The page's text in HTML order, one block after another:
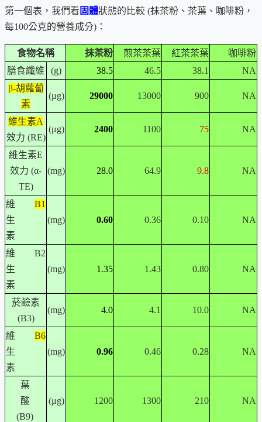
第一個表，我們看 固體狀態的比較 (抹茶粉、茶葉、咖啡粉，
每100公克的營養成分)：
食物名稱 抹茶粉 煎茶茶葉 紅茶茶葉
咖啡粉
膳食纖維
(g) 38.5 46.5 38.1
NA
β-胡蘿蔔
素
(μg) 29000 13000 900 NA
維生素A
效力 (RE)
(μg) 2400 1100 75 NA
維生素E
效力 (α-
TE)
(mg) 28.0 64.9 9.8 NA
維
生
素
B1
(mg)
0.60 0.36 0.10 NA
維
生
素
B2
(mg)
1.35 1.43 0.80 NA
菸鹼素
(B3)
(mg) 4.0 4.1 10.0 NA
維
生
素
B6
(mg)
0.96 0.46 0.28 NA
葉
酸
(B9)
(μg) 1200 1300 210 NA